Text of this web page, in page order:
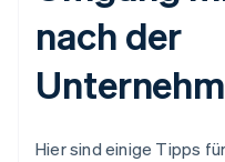
nach der
Hier sind einige Tipps